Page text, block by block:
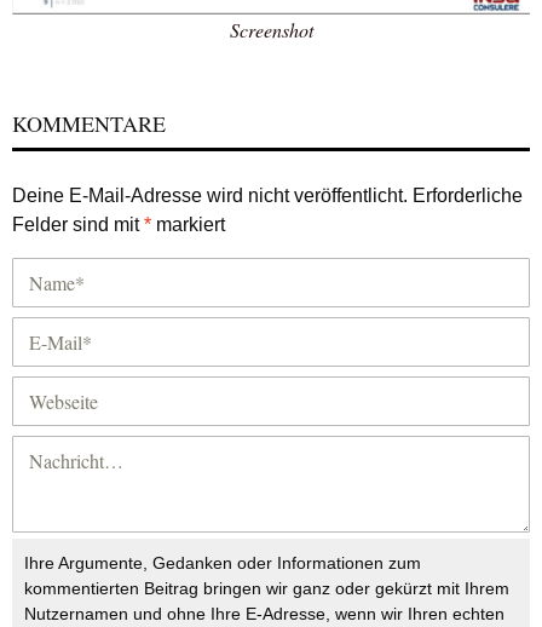
Screenshot
KOMMENTARE
Deine E-Mail-Adresse wird nicht veröffentlicht. Erforderliche
Felder sind mit* markiert
Ihre Argumente, Gedanken oder Informationen zum
kommentierten Beitrag bringen wir ganz oder gekürzt mit Ihrem
Nutzernamen und ohne Ihre E-Adresse, wenn wir Ihren echten